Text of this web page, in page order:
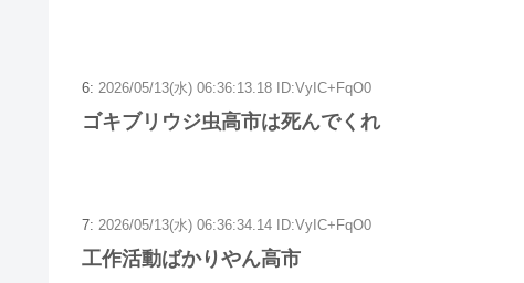
6: 2026/05/13(水) 06:36:13.18 ID:VyIC+FqO0
ゴキブリウジ虫高市は死んでくれ
7: 2026/05/13(水) 06:36:34.14 ID:VyIC+FqO0
工作活動ばかりやん高市